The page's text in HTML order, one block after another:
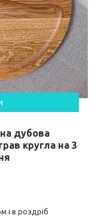
дубова
кругла на 3
і в роздріб